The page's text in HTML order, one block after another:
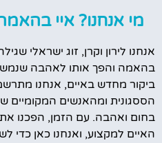
מי אנחנו? איי
אנחנו לירון וקרן, זוג ישראלי
בהאמה והפך אותו לאהבה
ביקור מחדש באיים, אנחנו
הססגונית ומהאנשים המקומיים
בחום ואהבה. עם הזמן, הפכנו
האיים למקצוע, ואנחנו כאן